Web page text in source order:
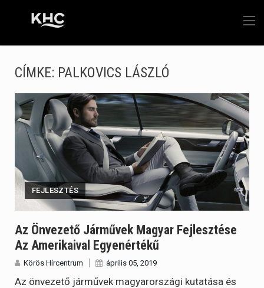
CÍMKE: PALKOVICS LÁSZLÓ
FEJLESZTÉS
Az Önvezető Járművek Magyar Fejlesztése
Az Amerikaival Egyenértékű
Körös Hírcentrum április 05, 2019
Az önvezető járművek magyarországi kutatása és